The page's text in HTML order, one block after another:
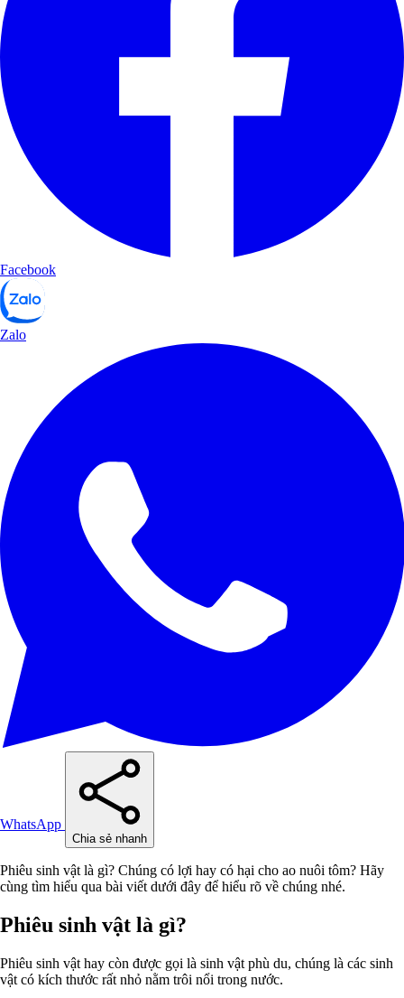
Facebook
Zalo
WhatsApp
Chia sẻ nhanh
Phiêu sinh vật là gì? Chúng có lợi hay có hại cho ao nuôi tôm? Hãy
cùng tìm hiểu qua bài viết dưới đây để hiểu rõ về chúng nhé.
Phiêu sinh vật là gì?
Phiêu sinh vật hay còn được gọi là sinh vật phù du, chúng là các sinh
vật có kích thước rất nhỏ nằm trôi nổi trong nước.